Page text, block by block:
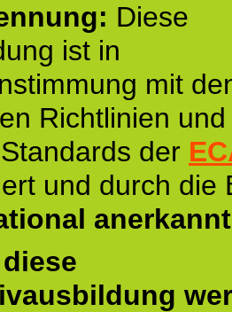
Diese
ist in
mit
Richtlinien
der
und durch die